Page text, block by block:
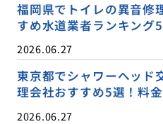
福岡県でトイレの異音修
すめ水道業者ランキング
2026.06.27
東京都でシャワーヘッド
理会社おすすめ5選！料
2026.06.27